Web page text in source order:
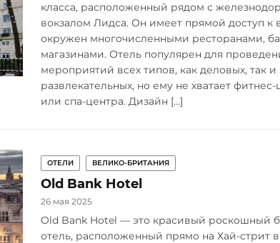
класса, расположенный рядом с
вокзалом Лидса. Он имеет прямой доступ к
окружен многочисленными ресторанами,
магазинами. Отель популярен для
мероприятий всех типов, как деловых, так и
развлекательных, но ему не хватает фитнес-
или спа-центра. Дизайн […]
ОТЕЛИ ВЕЛИКО-БРИТАНИЯ
Old Bank Hotel
26 мая 2025
Old Bank Hotel — это красивый роскошный
отель, расположенный прямо на Хай-стрит